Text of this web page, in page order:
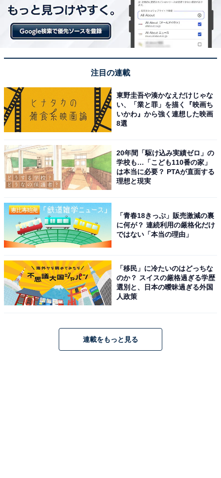
ないけれど夢があり活力に満ちあふれた時代”と、現代
の“一見して何でもあるけれど若者が夢を持てない時
代”が描かれ、過去から現代に通じる希望を見つけ出して
いくヒューマンラブエンターテインメント。主要キャス
トには斎藤工さんや杉咲花さんなどが名を連ね、甘酸っ
ぱい青春や恋模様にも注目です。
次ページ 5位までのランキング結果を見る
こちらもおすすめ
グ！ 2位『嘘解きレトリック』、1位は？
注目の連載
東野圭吾や湊かなえだけじゃな
い、「業と罪」を描く『映画ち
いかわ』から強く連想した映画
8選
20年間「駆け込み実績ゼロ」の
学校も…「こども110番の家」
は本当に必要？ PTAが直面する
理想と現実
「青春18きっぷ」販売激減の裏
に何が？ 連続利用の厳格化だけ
ではない「本当の理由」
「移民」に冷たいのはどっちな
のか？ スイスの厳格過ぎる学歴
選別と、日本の曖昧過ぎる外国
人政策
連載をもっと見る